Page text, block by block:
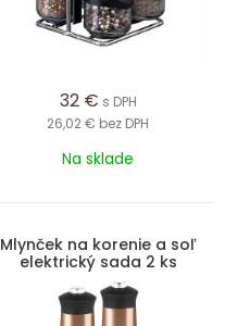
32 € s DPH
26,02 € bez DPH
Na sklade
Mlynček na korenie a soľ
elektrický sada 2 ks
Rosegold Metallic Line